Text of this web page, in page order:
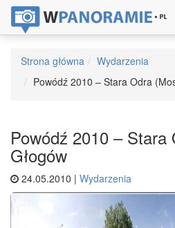
Strona główna
Wydarzenia
Powódź 2010 – Stara Odra
Powódź 2010 – Stara
Głogów
24.05.2010 | Wydarzenia